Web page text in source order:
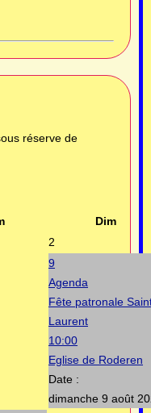
réserve de
Dim
2
9
Agenda
Fête patronale
Laurent
10:00
Eglise de Roderen
Date :
dimanche 9 août